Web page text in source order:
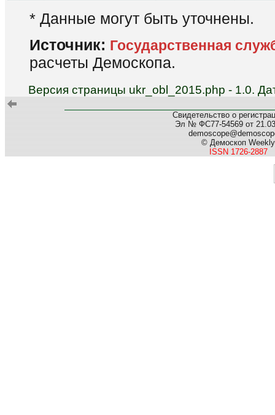
* Данные могут быть уточнены.
Источник: Государственная
расчеты Демоскопа.
Версия страницы ukr_obl_2015.php - 1.0.
Свидетельство о
Эл № ФС77-54569 от
© Демоскоп Weekly
ISSN 1726-2887